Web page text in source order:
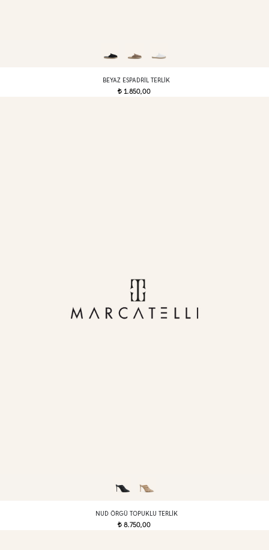
BEYAZ ESPADRIL TERLIK
t1.850,00
NUD ÖRGÜ TOPUKLU TERLIK
t8.750,00